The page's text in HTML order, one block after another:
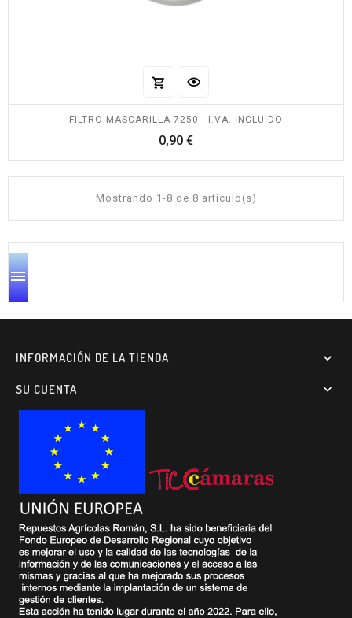
FILTRO MASCARILLA 7250 - I.VA. INCLUIDO
0,90 €Precio
Mostrando 1-8 de 8 artículo(s)

INFORMACIÓN DE LA TIENDA 
SU CUENTA 